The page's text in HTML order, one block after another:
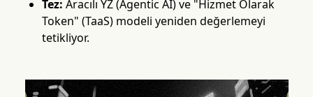
Tez: Aracılı YZ (Agentic AI) ve "Hizmet Olarak
Token" (TaaS) modeli yeniden değerlemeyi
tetikliyor.